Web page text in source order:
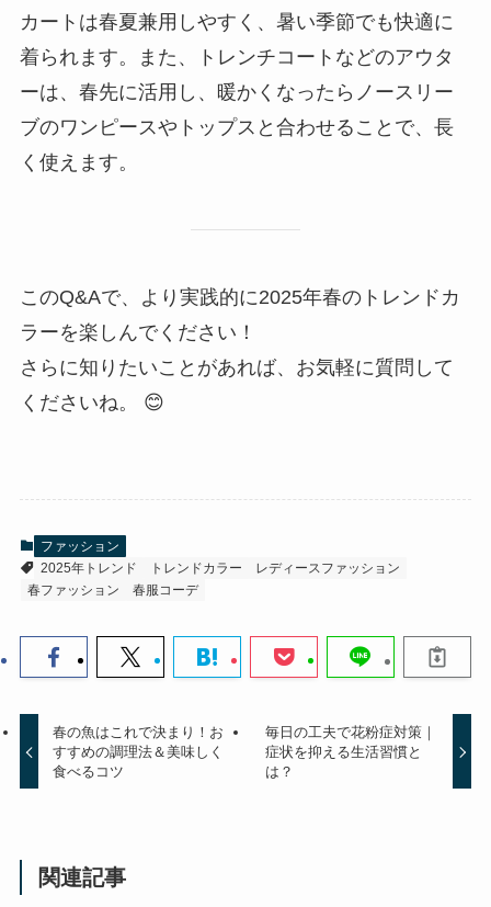
カートは春夏兼用しやすく、暑い季節でも快適に
着られます。また、トレンチコートなどのアウタ
ーは、春先に活用し、暖かくなったらノースリー
ブのワンピースやトップスと合わせることで、長
く使えます。
このQ&Aで、より実践的に2025年春のトレンドカ
ラーを楽しんでください！
さらに知りたいことがあれば、お気軽に質問して
くださいね。 😊
ファッション
2025年トレンド
トレンドカラー
レディースファッション
春ファッション
春服コーデ
春の魚はこれで決まり！お
すすめの調理法＆美味しく
食べるコツ
毎日の工夫で花粉症対策｜
症状を抑える生活習慣と
は？
関連記事